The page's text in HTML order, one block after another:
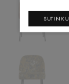
SUTINKU